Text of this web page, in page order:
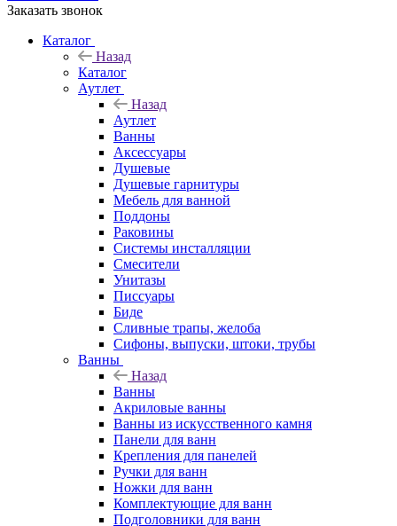
Заказать звонок
Каталог
Назад
Каталог
Аутлет
Назад
Аутлет
Ванны
Аксессуары
Душевые
Душевые гарнитуры
Мебель для ванной
Поддоны
Раковины
Системы инсталляции
Смесители
Унитазы
Писсуары
Биде
Сливные трапы, желоба
Сифоны, выпуски, штоки, трубы
Ванны
Назад
Ванны
Акриловые ванны
Ванны из искусственного камня
Панели для ванн
Крепления для панелей
Ручки для ванн
Ножки для ванн
Комплектующие для ванн
Подголовники для ванн